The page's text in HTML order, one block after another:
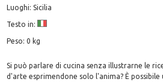
Luoghi: Sicilia
Testo in:
Peso: 0 kg
Si può parlare di cucina senza illustrarne le
d'arte esprimendone solo l'anima? È